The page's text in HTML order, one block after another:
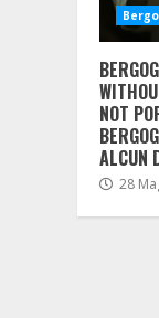
NOT
ALCUN
28